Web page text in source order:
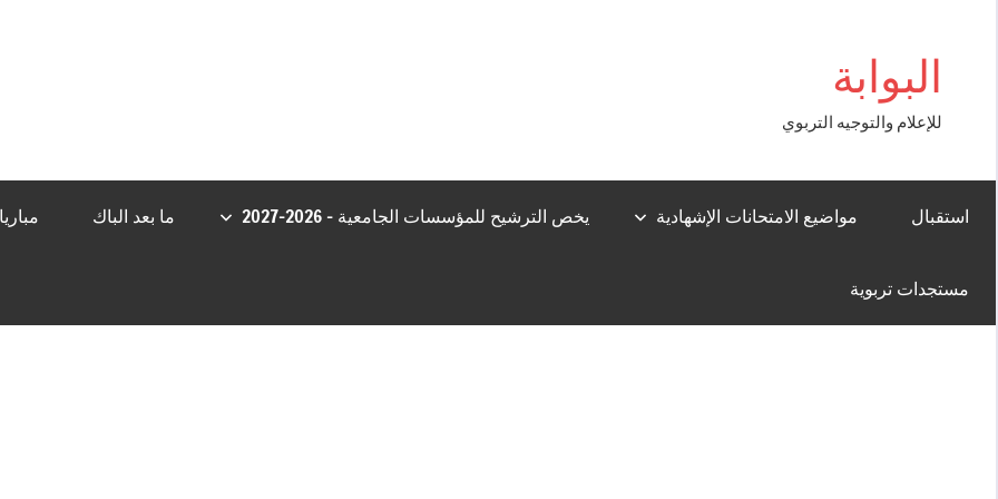
البوابة
للإعلام والتوجيه التربوي
استقبال مواضيع الامتحانات الإشهادية يخص الترشيح للمؤسسات الجامعية – 2026-2027 ما بعد الباك
مستجدات تربوية